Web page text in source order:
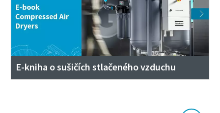
E-kniha o sušičích stlačeného vzduchu